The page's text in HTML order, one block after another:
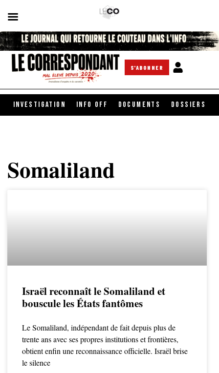
S'ABONNER
INVESTIGATION INFO OFF DOCUMENTS DOSSIERS
Somaliland
Israël reconnaît le Somaliland et
bouscule les États fantômes
Le Somaliland, indépendant de fait depuis plus de
trente ans avec ses propres institutions et frontières,
obtient enfin une reconnaissance officielle. Israël brise
le silence